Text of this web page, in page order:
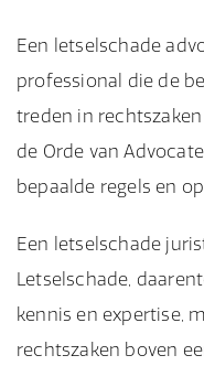
Een letselschade
professional die de
treden in
de Orde van
bepaalde regels en
Een letselschade
Letselschade,
kennis en expertise,
rechtszaken boven